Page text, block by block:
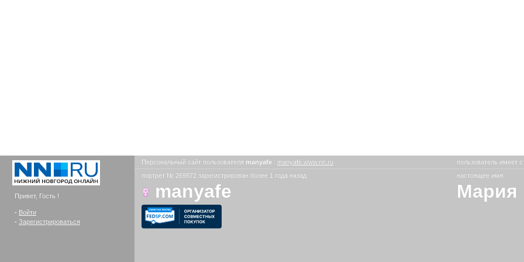
Привет, Гость !
- Войти
- Зарегистрироваться
Персональный сайт пользователя manyafe : manyafe.www.nn.ru пользователь имеет
портрет № 269872 зарегистрирован более 1 года назад
manyafe
настоящее имя:
Мария